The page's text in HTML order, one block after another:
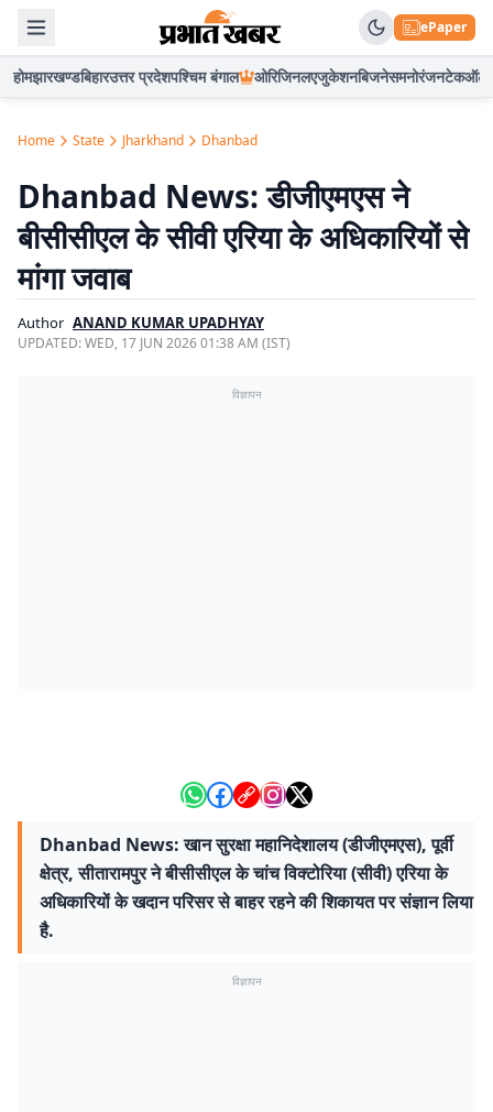
ePaper
होमझारखण्डबिहारउत्तर प्रदेशपश्चिम बंगाल ओरिजिनलएजुकेशनबिजनेसमनोरंजनटेकऑटो
Home State Jharkhand Dhanbad
Dhanbad News: डीजीएमएस ने
बीसीसीएल के सीवी एरिया के अधिकारियों से
मांगा जवाब
Author ANAND KUMAR UPADHYAY
UPDATED:WED, 17 JUN 2026 01:38 AM (IST)
विज्ञापन
Dhanbad News: खान सुरक्षा महानिदेशालय (डीजीएमएस), पूर्वी
क्षेत्र, सीतारामपुर ने बीसीसीएल के चांच विक्टोरिया (सीवी) एरिया के
अधिकारियों के खदान परिसर से बाहर रहने की शिकायत पर संज्ञान लिया
है.
विज्ञापन